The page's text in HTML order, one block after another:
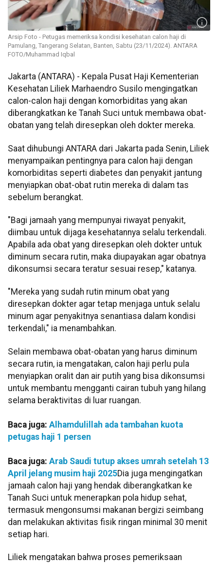
Arsip Foto - Petugas memeriksa kondisi kesehatan calon haji di
Pamulang, Tangerang Selatan, Banten, Sabtu (23/11/2024). ANTARA
FOTO/Muhammad Iqbal
Jakarta (ANTARA) - Kepala Pusat Haji Kementerian
Kesehatan Liliek Marhaendro Susilo mengingatkan
calon-calon haji dengan komorbiditas yang akan
diberangkatkan ke Tanah Suci untuk membawa obat-
obatan yang telah diresepkan oleh dokter mereka.
Saat dihubungi ANTARA dari Jakarta pada Senin, Liliek
menyampaikan pentingnya para calon haji dengan
komorbiditas seperti diabetes dan penyakit jantung
menyiapkan obat-obat rutin mereka di dalam tas
sebelum berangkat.
"Bagi jamaah yang mempunyai riwayat penyakit,
diimbau untuk dijaga kesehatannya selalu terkendali.
Apabila ada obat yang diresepkan oleh dokter untuk
diminum secara rutin, maka diupayakan agar obatnya
dikonsumsi secara teratur sesuai resep," katanya.
"Mereka yang sudah rutin minum obat yang
diresepkan dokter agar tetap menjaga untuk selalu
minum agar penyakitnya senantiasa dalam kondisi
terkendali," ia menambahkan.
Selain membawa obat-obatan yang harus diminum
secara rutin, ia mengatakan, calon haji perlu pula
menyiapkan oralit dan air putih yang bisa dikonsumsi
untuk membantu mengganti cairan tubuh yang hilang
selama beraktivitas di luar ruangan.
Baca juga: Alhamdulillah ada tambahan kuota
petugas haji 1 persen
Baca juga: Arab Saudi tutup akses umrah setelah 13
April jelang musim haji 2025Dia juga mengingatkan
jamaah calon haji yang hendak diberangkatkan ke
Tanah Suci untuk menerapkan pola hidup sehat,
termasuk mengonsumsi makanan bergizi seimbang
dan melakukan aktivitas fisik ringan minimal 30 menit
setiap hari.
Liliek mengatakan bahwa proses pemeriksaan